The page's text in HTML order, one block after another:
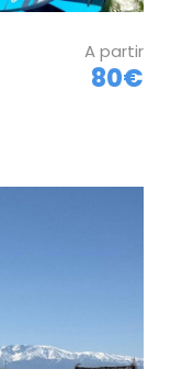
A partir
80€